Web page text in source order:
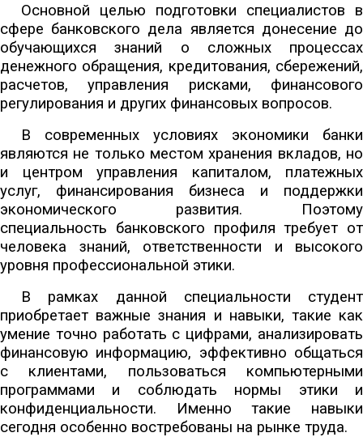
Основной целью подготовки специалистов в
сфере банковского дела является донесение до
обучающихся знаний о сложных процессах
денежного обращения, кредитования, сбережений,
расчетов, управления рисками, финансового
регулирования и других финансовых вопросов.
В современных условиях экономики банки
являются не только местом хранения вкладов, но
и центром управления капиталом, платежных
услуг, финансирования бизнеса и поддержки
экономического развития. Поэтому
специальность банковского профиля требует от
человека знаний, ответственности и высокого
уровня профессиональной этики.
В рамках данной специальности студент
приобретает важные знания и навыки, такие как
умение точно работать с цифрами, анализировать
финансовую информацию, эффективно общаться
с клиентами, пользоваться компьютерными
программами и соблюдать нормы этики и
конфиденциальности. Именно такие навыки
сегодня особенно востребованы на рынке труда.